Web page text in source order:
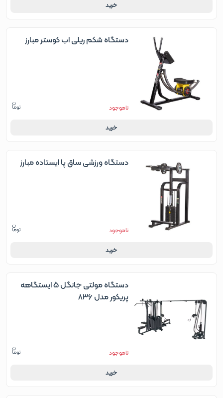
خرید
دستگاه شکم ریلی اب کوستر مبارز
ناموجود
خرید
دستگاه ورزشی ساق پا ایستاده مبارز
ناموجود
خرید
دستگاه مولتی جانگل 5 ایستگاهه
پریکور مدل 836
ناموجود
خرید